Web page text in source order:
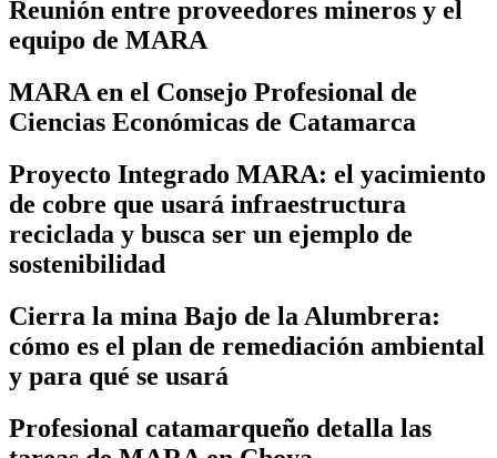
Reunión entre proveedores mineros y el
equipo de MARA
MARA en el Consejo Profesional de
Ciencias Económicas de Catamarca
Proyecto Integrado MARA: el yacimiento
de cobre que usará infraestructura
reciclada y busca ser un ejemplo de
sostenibilidad
Cierra la mina Bajo de la Alumbrera:
cómo es el plan de remediación ambiental
y para qué se usará
Profesional catamarqueño detalla las